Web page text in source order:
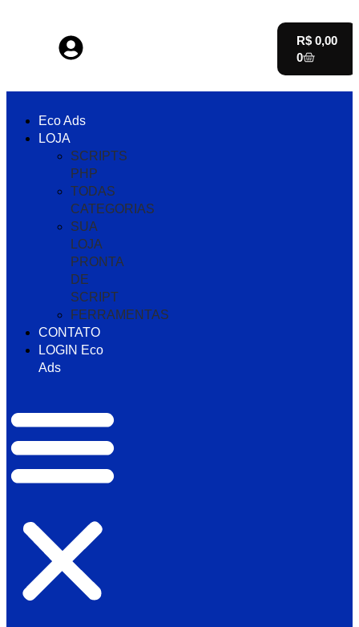
R$ 0,00
0
Eco Ads
LOJA
SCRIPTS
PHP
TODAS
CATEGORIAS
SUA
LOJA
PRONTA
DE
SCRIPT
FERRAMENTAS
CONTATO
LOGIN Eco
Ads